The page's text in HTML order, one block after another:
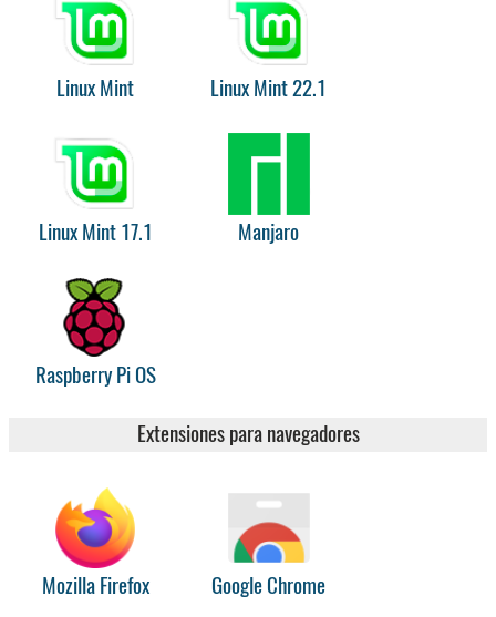
Linux Mint Linux Mint 22.1
Linux Mint 17.1 Manjaro
Raspberry Pi OS
Extensiones para navegadores
Mozilla Firefox Google Chrome